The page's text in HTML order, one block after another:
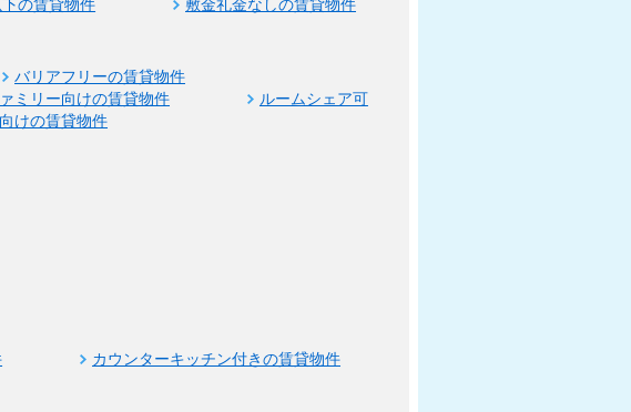
の賃貸物件 敷金礼金なしの賃貸物件
バリアフリーの賃貸物件
ミリー向けの賃貸物件
ルームシェア可
けの賃貸物件
カウンターキッチン付きの賃貸物件